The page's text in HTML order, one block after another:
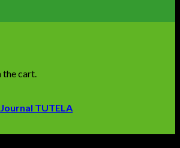
cart.
TUTELA